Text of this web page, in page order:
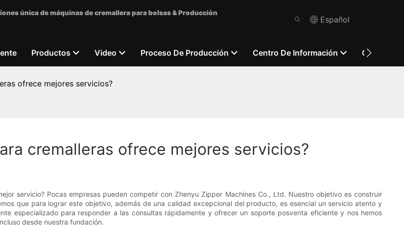
única de máquinas de cremallera para bolsas & Producción
Español
Productos Video Proceso De Producción Centro De Información
ofrece mejores servicios?
cremalleras ofrece mejores servicios?
servicio? Pocas empresas pueden competir con Zhenyu Zipper Machines Co., Ltd. Nuestro objetivo es construir
que para lograr este objetivo, además de una calidad excepcional del producto, es esencial un servicio atento y
especializado para responder a las consultas rápidamente y ofrecer un soporte posventa eficiente y nos hemos
desde nuestra fundación.